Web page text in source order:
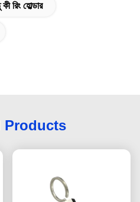
রিং হোল্ডার
Products